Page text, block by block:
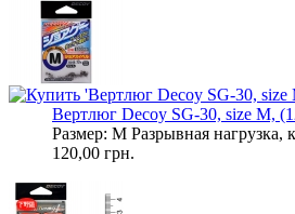
Вертлюг Decoy SG-30, size M,
Размер: M Разрывная нагрузка,
120,00 грн.